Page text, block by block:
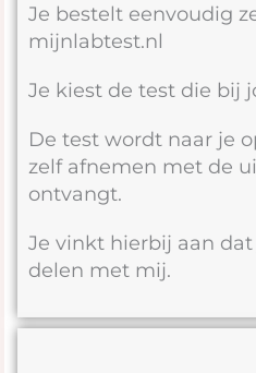
Je bestelt eenvoudig
mijnlabtest.nl
Je kiest de test die bij
De test wordt naar je
zelf afnemen met de
ontvangt.
Je vinkt hierbij aan
delen met mij.